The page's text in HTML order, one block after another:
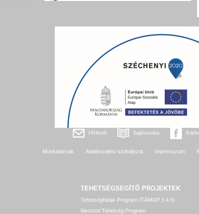
Hírlevél Sajtószoba A
Munkatársak Adatkezelési szabályzat Impresszum
TEHETSÉGSEGÍTŐ PROJEKTEK
Tehetséghidak Program (TÁMOP 3.4.5)
Nemzeti Tehetség Program